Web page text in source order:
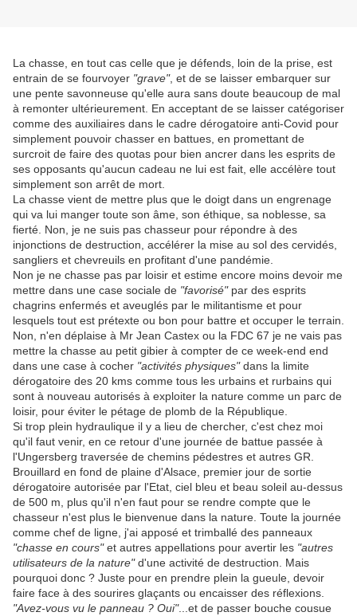
La chasse, en tout cas celle que je défends, loin de la prise, est
entrain de se fourvoyer "grave", et de se laisser embarquer sur
une pente savonneuse qu'elle aura sans doute beaucoup de mal
à remonter ultérieurement. En acceptant de se laisser catégoriser
comme des auxiliaires dans le cadre dérogatoire anti-Covid pour
simplement pouvoir chasser en battues, en promettant de
surcroit de faire des quotas pour bien ancrer dans les esprits de
ses opposants qu'aucun cadeau ne lui est fait, elle accélère tout
simplement son arrêt de mort.
La chasse vient de mettre plus que le doigt dans un engrenage
qui va lui manger toute son âme, son éthique, sa noblesse, sa
fierté. Non, je ne suis pas chasseur pour répondre à des
injonctions de destruction, accélérer la mise au sol des cervidés,
sangliers et chevreuils en profitant d'une pandémie.
Non je ne chasse pas par loisir et estime encore moins devoir me
mettre dans une case sociale de "favorisé"par des esprits
chagrins enfermés et aveuglés par le militantisme et pour
lesquels tout est prétexte ou bon pour battre et occuper le terrain.
Non, n'en déplaise à Mr Jean Castex ou la FDC 67 je ne vais pas
mettre la chasse au petit gibier à compter de ce week-end end
dans une case à cocher "activités physiques"dans la limite
dérogatoire des 20 kms comme tous les urbains et rurbains qui
sont à nouveau autorisés à exploiter la nature comme un parc de
loisir, pour éviter le pétage de plomb de la République.
Si trop plein hydraulique il y a lieu de chercher, c'est chez moi
qu'il faut venir, en ce retour d'une journée de battue passée à
l'Ungersberg traversée de chemins pédestres et autres GR.
Brouillard en fond de plaine d'Alsace, premier jour de sortie
dérogatoire autorisée par l'Etat, ciel bleu et beau soleil au-dessus
de 500 m, plus qu'il n'en faut pour se rendre compte que le
chasseur n'est plus le bienvenue dans la nature. Toute la journée
comme chef de ligne, j'ai apposé et trimballé des panneaux
"chasse en cours"et autres appellations pour avertir les "autres
utilisateurs de la nature"d'une activité de destruction. Mais
pourquoi donc ? Juste pour en prendre plein la gueule, devoir
faire face à des sourires glaçants ou encaisser des réflexions.
"Avez-vous vu le panneau ? Oui"...et de passer bouche cousue